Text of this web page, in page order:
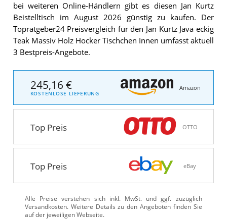
bei weiteren Online-Händlern gibt es diesen Jan Kurtz
Beistelltisch im August 2026 günstig zu kaufen. Der
Topratgeber24 Preisvergleich für den Jan Kurtz Java eckig
Teak Massiv Holz Hocker Tischchen Innen umfasst aktuell
3 Bestpreis-Angebote.
245,16 €
KOSTENLOSE LIEFERUNG
Amazon
Top Preis OTTO
Top Preis eBay
Alle Preise verstehen sich inkl. MwSt. und ggf. zuzüglich
Versandkosten. Weitere Details zu den Angeboten finden Sie
auf der jeweiligen Webseite.